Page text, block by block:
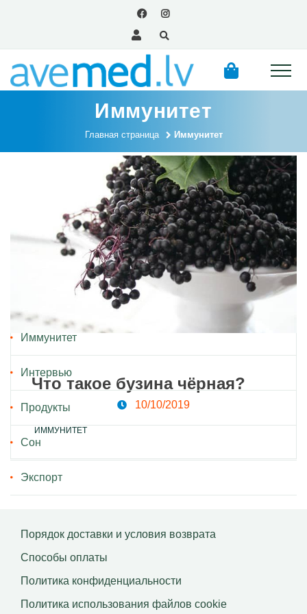
Иммунитет
Главная страница Иммунитет
Что такое бузина чёрная?
10/10/2019
ИММУНИТЕТ
Kategorijas
Здоровье вен
Здоровье сердца
Иммунитет
Интервью
Продукты
Сон
Экспорт
Порядок доставки и условия возврата
Способы оплаты
Политика конфиденциальности
Политика использования файлов сookie